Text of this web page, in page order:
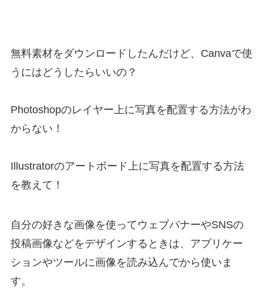
無料素材をダウンロードしたんだけど、Canvaで使
うにはどうしたらいいの？
Photoshopのレイヤー上に写真を配置する方法がわ
からない！
Illustratorのアートボード上に写真を配置する方法
を教えて！
自分の好きな画像を使ってウェブバナーやSNSの
投稿画像などをデザインするときは、アプリケー
ションやツールに画像を読み込んでから使いま
す。